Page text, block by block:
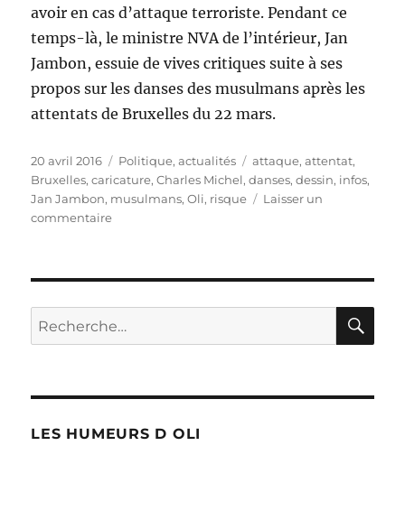
avoir en cas d’attaque terroriste. Pendant ce
temps-là, le ministre NVA de l’intérieur, Jan
Jambon, essuie de vives critiques suite à ses
propos sur les danses des musulmans après les
attentats de Bruxelles du 22 mars.
Publié
le
20 avril 2016 Catégories
Politique, actualités Étiquettes
attaque,attentat,
Bruxelles,caricature,Charles Michel,danses,dessin, infos,
Jan Jambon, musulmans,Oli, risque
Laisser un
commentairesur
Recherche
pour :
LES HUMEURS D OLI